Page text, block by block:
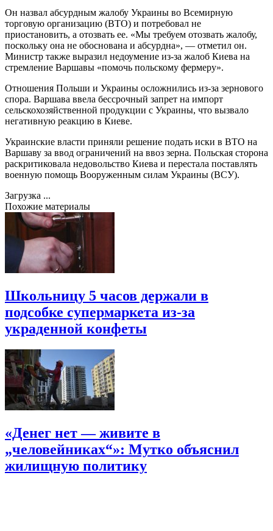
Он назвал абсурдным жалобу Украины во Всемирную
торговую организацию (ВТО) и потребовал не
приостановить, а отозвать ее. «Мы требуем отозвать жалобу,
поскольку она не обоснована и абсурдна», — отметил он.
Министр также выразил недоумение из-за жалоб Киева на
стремление Варшавы «помочь польскому фермеру».
Отношения Польши и Украины осложнились из-за зернового
спора. Варшава ввела бессрочный запрет на импорт
сельскохозяйственной продукции с Украины, что вызвало
негативную реакцию в Киеве.
Украинские власти приняли решение подать иски в ВТО на
Варшаву за ввод ограничений на ввоз зерна. Польская сторона
раскритиковала недовольство Киева и перестала поставлять
военную помощь Вооруженным силам Украины (ВСУ).
Загрузка ...
Похожие материалы
Школьницу 5 часов держали в
подсобке супермаркета из-за
украденной конфеты
«Денег нет — живите в
„человейниках“»: Мутко объяснил
жилищную политику